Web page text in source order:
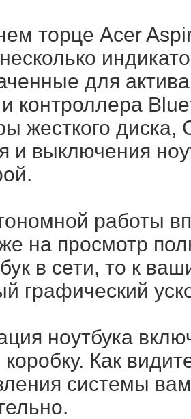
торце Acer
для
контроллера
жесткого
и выключения
работы
на просмотр
в сети, то к
графический
ноутбука
коробку. Как
системы